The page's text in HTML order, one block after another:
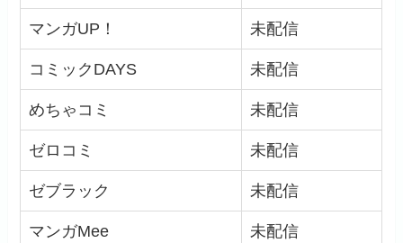
マンガUP！ 未配信
コミックDAYS 未配信
めちゃコミ 未配信
ゼロコミ 未配信
ゼブラック 未配信
マンガMee 未配信